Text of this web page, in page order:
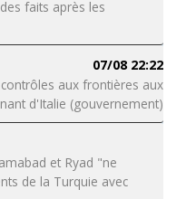
faits après les
07/08 22:22
aux frontières aux
d'Italie (gouvernement)
et Ryad "ne
de la Turquie avec